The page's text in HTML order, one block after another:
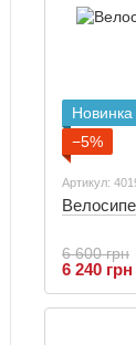
Новинка
−5%
Артикул:
6 600 грн
6 240 грн